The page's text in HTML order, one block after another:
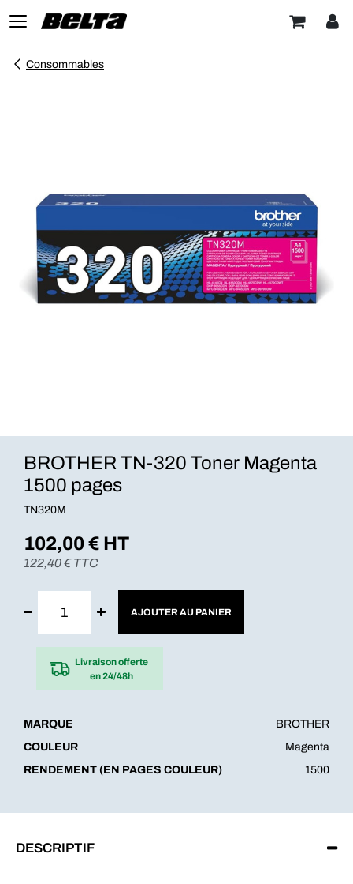
Consommables
BROTHER TN-320 Toner Magenta
1500 pages
TN320M
102,00€ HT
122,40€ TTC
AJOUTER AU PANIER
Livraison offerte
en 24/48h
MARQUE
BROTHER
COULEUR
Magenta
RENDEMENT (EN PAGES COULEUR)
1500
DESCRIPTIF